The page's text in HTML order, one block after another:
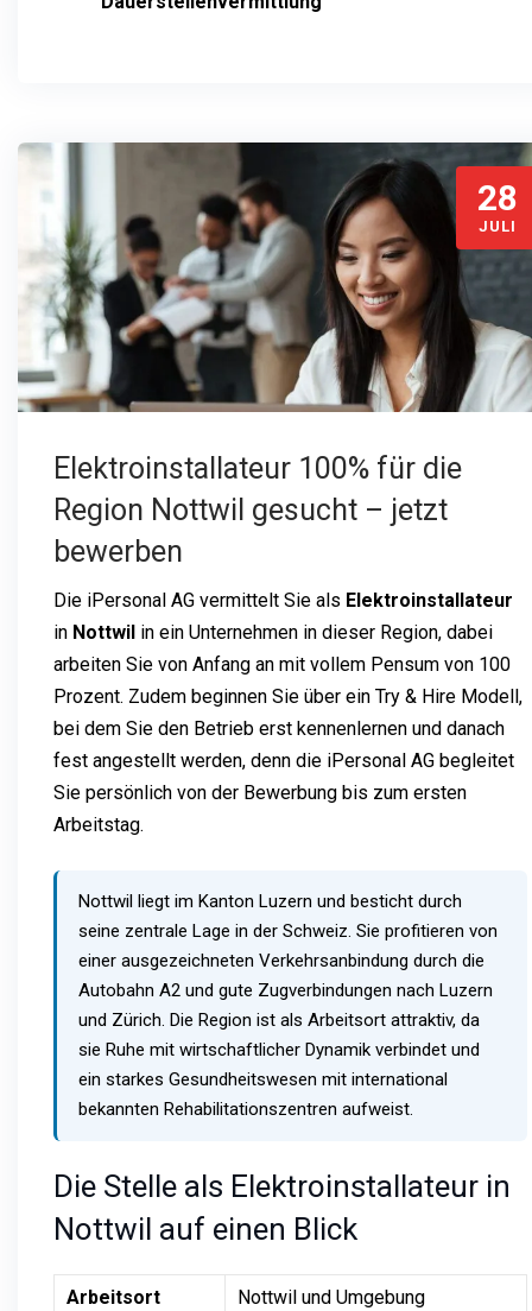
28
JULI
Elektroinstallateur 100% für die
Region Nottwil gesucht – jetzt
bewerben
Die iPersonal AG vermittelt Sie als Elektroinstallateur
in Nottwil in ein Unternehmen in dieser Region, dabei
arbeiten Sie von Anfang an mit vollem Pensum von 100
Prozent. Zudem beginnen Sie über ein Try & Hire Modell,
bei dem Sie den Betrieb erst kennenlernen und danach
fest angestellt werden, denn die iPersonal AG begleitet
Sie persönlich von der Bewerbung bis zum ersten
Arbeitstag.
Nottwil liegt im Kanton Luzern und besticht durch
seine zentrale Lage in der Schweiz. Sie profitieren von
einer ausgezeichneten Verkehrsanbindung durch die
Autobahn A2 und gute Zugverbindungen nach Luzern
und Zürich. Die Region ist als Arbeitsort attraktiv, da
sie Ruhe mit wirtschaftlicher Dynamik verbindet und
ein starkes Gesundheitswesen mit international
bekannten Rehabilitationszentren aufweist.
Die Stelle als Elektroinstallateur in
Nottwil auf einen Blick
Arbeitsort Nottwil und Umgebung